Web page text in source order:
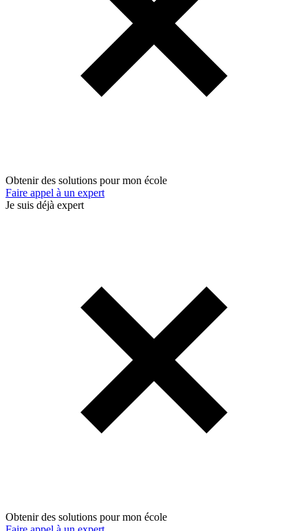
Obtenir des solutions pour mon école
Faire appel à un expert
Je suis déjà expert
Obtenir des solutions pour mon école